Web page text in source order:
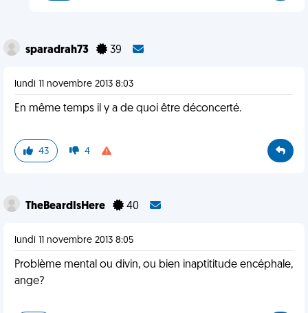
sparadrah73 39
lundi 11 novembre 2013 8:03
En même temps il y a de quoi être déconcerté.
43 4
TheBeardIsHere 40
lundi 11 novembre 2013 8:05
Problème mental ou divin, ou bien inaptititude encéphale,
ange?